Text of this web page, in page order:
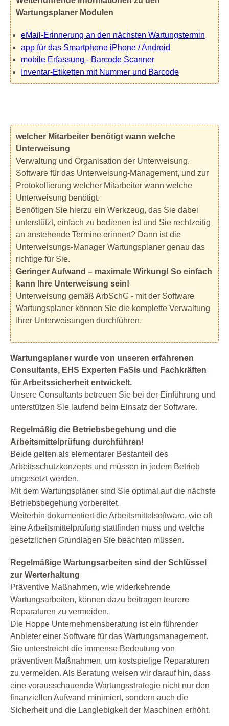
Wartungsplaner Modulen
eMail-Erinnerung an den nächsten Wartungstermin
app für das Smartphone iPhone / Android
mobile Erfassung - Barcode Scanner
Inventar-Etiketten mit Nummer und Barcode
welcher Mitarbeiter benötigt wann welche
Unterweisung
Verwaltung und Organisation der Unterweisung.
Software für das Unterweisung-Management, und zur
Protokollierung welcher Mitarbeiter wann welche
Unterweisung benötigt.
Benötigen Sie hierzu ein Werkzeug, das Sie dabei
unterstützt, einfach zu bedienen ist und Sie rechtzeitig
an anstehende Termine erinnert? Dann ist die
Unterweisungs-Manager Wartungsplaner genau das
richtige für Sie.
Geringer Aufwand – maximale Wirkung! So einfach
kann Ihre Unterweisung sein!
Unterweisung gemäß ArbSchG - mit der Software
Wartungsplaner können Sie die komplette Verwaltung
Ihrer Unterweisungen durchführen.
Wartungsplaner wurde von unseren erfahrenen
Consultants, EHS Experten FaSis und Fachkräften
für Arbeitssicherheit entwickelt.
Unsere Consultants betreuen Sie bei der Einführung und
unterstützen Sie laufend beim Einsatz der Software.
Regelmäßig die Betriebsbegehung und die
Arbeitsmittelprüfung durchführen!
Beide gelten als elementarer Bestanteil des
Arbeitsschutzkonzepts und müssen in jedem Betrieb
umgesetzt werden.
Mit dem Wartungsplaner sind Sie optimal auf die nächste
Betriebsbegehung vorbereitet.
Weiterhin dokumentiert die Arbeitsmittelsoftware, wie oft
eine Arbeitsmittelprüfung stattfinden muss und welche
gesetzlichen Grundlagen Sie beachten müssen.
Regelmäßige Wartungsarbeiten sind der Schlüssel
zur Werterhaltung
Präventive Maßnahmen, wie widerkehrende
Wartungsarbeiten, können dazu beitragen teurere
Reparaturen zu vermeiden.
Die Hoppe Unternehmensberatung ist ein führender
Anbieter einer Software für das Wartungsmanagement.
Sie unterstreicht die immense Bedeutung von
präventiven Maßnahmen, um kostspielige Reparaturen
zu vermeiden. Als Beratung weisen wir darauf hin, dass
eine vorausschauende Wartungsstrategie nicht nur den
finanziellen Aufwand minimiert, sondern auch die
Sicherheit und die Langlebigkeit der Maschinen erhöht.